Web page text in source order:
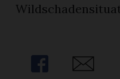
Share Share